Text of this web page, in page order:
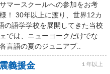
マースクールへの参加をお考
！ 30年以上に渡り、世界12カ
の語学学校を展開してきた当校
では、ニューヨークだけでな
言語の夏のジュニアプ..
義援金 １年以上